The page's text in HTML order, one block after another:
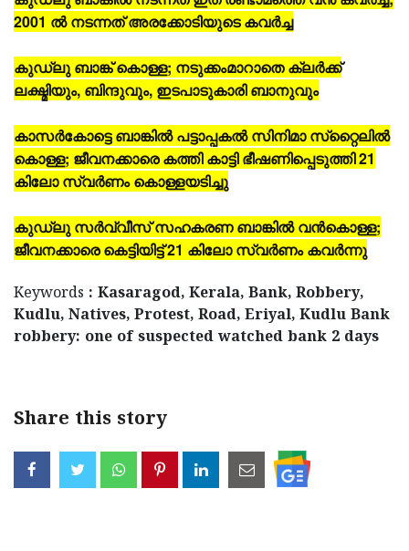
2001 ല്‍ നടന്നത് അരക്കോടിയുടെ കവര്‍ച്ച
കുഡ്‌ലു ബാങ്ക് കൊള്ള; നടുക്കംമാറാതെ ക്ലര്‍ക്ക്
ലക്ഷ്മിയും, ബിന്ദുവും, ഇടപാടുകാരി ബാനുവും
കാസര്‍കോട്ടെ ബാങ്കില്‍ പട്ടാപ്പകല്‍ സിനിമാ സ്‌റ്റൈലില്‍
കൊള്ള; ജീവനക്കാരെ കത്തി കാട്ടി ഭീഷണിപ്പെടുത്തി 21
കിലോ സ്വര്‍ണം കൊള്ളയടിച്ചു
കുഡ്‌ലു സര്‍വ്വീസ് സഹകരണ ബാങ്കില്‍ വന്‍കൊള്ള;
ജീവനക്കാരെ കെട്ടിയിട്ട് 21 കിലോ സ്വര്‍ണം കവര്‍ന്നു
Keywords : Kasaragod, Kerala, Bank, Robbery,
Kudlu, Natives, Protest, Road, Eriyal, Kudlu Bank
robbery: one of suspected watched bank 2 days
Share this story